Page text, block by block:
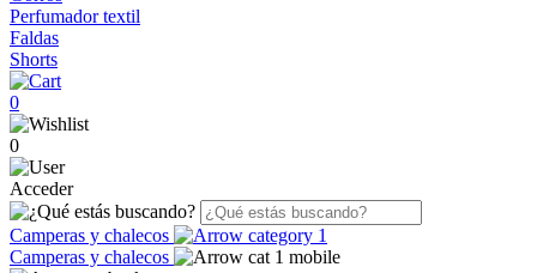
Perfumador textil
Faldas
Shorts
0
0
Acceder
Camperas y chalecos
Camperas y chalecos